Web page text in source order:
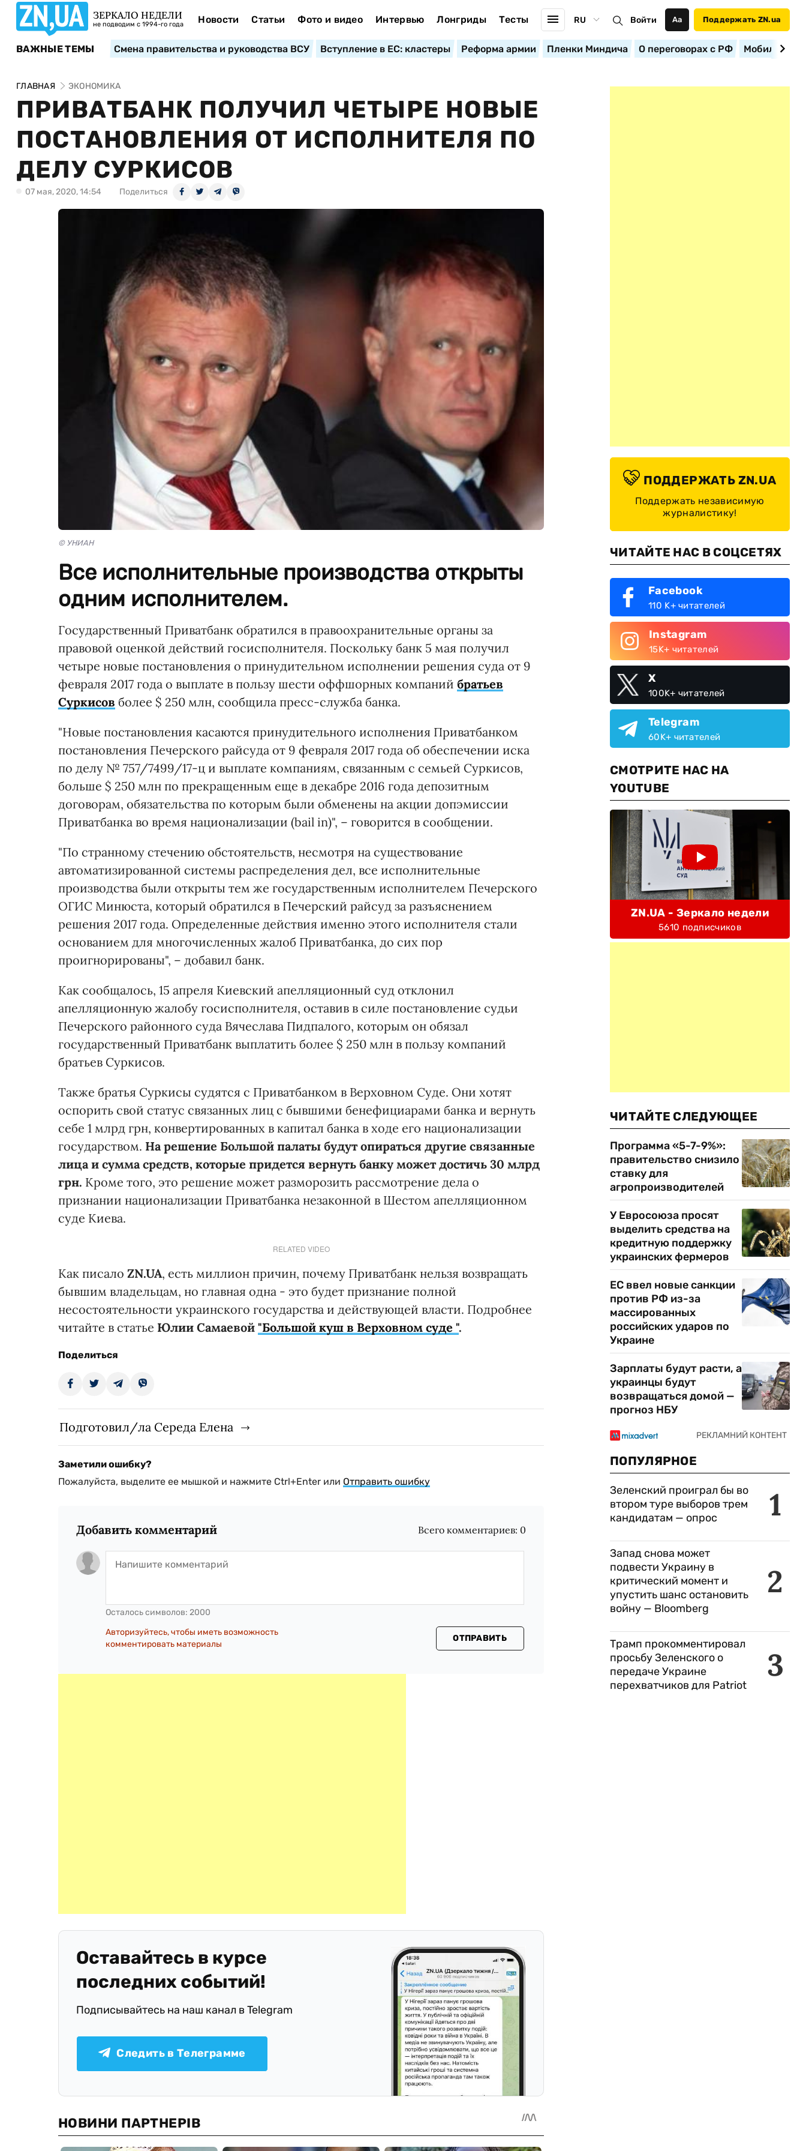
ЗЕРКАЛО НЕДЕЛИ
не подводим с 1994-го года Новости Статьи Фото и видео Интервью Лонгриды Тесты RU Войти Аа Поддержать ZN.ua
ВАЖНЫЕ ТЕМЫ Смена правительства и руководства ВСУ Вступление в ЕС: кластеры Реформа армии Пленки Миндича О переговорах с РФ
ГЛАВНАЯ ЭКОНОМИКА
ПРИВАТБАНК ПОЛУЧИЛ ЧЕТЫРЕ НОВЫЕ
ПОСТАНОВЛЕНИЯ ОТ ИСПОЛНИТЕЛЯ ПО
ДЕЛУ СУРКИСОВ
07 мая, 2020, 14:54 Поделиться
© УНИАН
Все исполнительные производства открыты
одним исполнителем.
Государственный Приватбанк обратился в правоохранительные органы за
правовой оценкой действий госисполнителя. Поскольку банк 5 мая получил
четыре новые постановления о принудительном исполнении решения суда от 9
февраля 2017 года о выплате в пользу шести оффшорных компаний братьев
Суркисов более $ 250 млн, сообщила пресс-служба банка.
"Новые постановления касаются принудительного исполнения Приватбанком
постановления Печерского райсуда от 9 февраля 2017 года об обеспечении иска
по делу № 757/7499/17-ц и выплате компаниям, связанным с семьей Суркисов,
больше $ 250 млн по прекращенным еще в декабре 2016 года депозитным
договорам, обязательства по которым были обменены на акции допэмиссии
Приватбанка во время национализации (bail in)", – говорится в сообщении.
"По странному стечению обстоятельств, несмотря на существование
автоматизированной системы распределения дел, все исполнительные
производства были открыты тем же государственным исполнителем Печерского
ОГИС Минюста, который обратился в Печерский райсуд за разъяснением
решения 2017 года. Определенные действия именно этого исполнителя стали
основанием для многочисленных жалоб Приватбанка, до сих пор
проигнорированы", – добавил банк.
Как сообщалось, 15 апреля Киевский апелляционный суд отклонил
апелляционную жалобу госисполнителя, оставив в силе постановление судьи
Печерского районного суда Вячеслава Пидпалого, которым он обязал
государственный Приватбанк выплатить более $ 250 млн в пользу компаний
братьев Суркисов.
Также братья Суркисы судятся с Приватбанком в Верховном Суде. Они хотят
оспорить свой статус связанных лиц с бывшими бенефициарами банка и вернуть
себе 1 млрд грн, конвертированных в капитал банка в ходе его национализации
государством. На решение Большой палаты будут опираться другие связанные
лица и сумма средств, которые придется вернуть банку может достичь 30 млрд
грн. Кроме того, это решение может разморозить рассмотрение дела о
признании национализации Приватбанка незаконной в Шестом апелляционном
суде Киева.
RELATED VIDEO
Как писало ZN.UA, есть миллион причин, почему Приватбанк нельзя возвращать
бывшим владельцам, но главная одна - это будет признание полной
несостоятельности украинского государства и действующей власти. Подробнее
читайте в статье Юлии Самаевой "Большой куш в Верховном суде ".
Поделиться
Подготовил/ла Середа Елена
Заметили ошибку?
Пожалуйста, выделите ее мышкой и нажмите Ctrl+Enter или Отправить ошибку
Добавить комментарий Всего комментариев: 0
Осталось символов: 2000
Авторизуйтесь, чтобы иметь возможность
комментировать материалы
ОТПРАВИТЬ
Оставайтесь в курсе
последних событий!
Подписывайтесь на наш канал в Telegram
Следить в Телеграмме
ПОДДЕРЖАТЬ ZN.UA
Поддержать независимую
журналистику!
ЧИТАЙТЕ НАС В СОЦСЕТЯХ
Facebook
110 K+ читателей
Instagram
15K+ читателей
X
100K+ читателей
Telegram
60K+ читателей
СМОТРИТЕ НАС НА
YOUTUBE
ZN.UA - Зеркало недели
5610 подписчиков
ЧИТАЙТЕ СЛЕДУЮЩЕЕ
Программа «5-7-9%»:
правительство снизило
ставку для
агропроизводителей
У Евросоюза просят
выделить средства на
кредитную поддержку
украинских фермеров
ЕС ввел новые санкции
против РФ из-за
массированных
российских ударов по
Украине
Зарплаты будут расти, а
украинцы будут
возвращаться домой —
прогноз НБУ
ПОПУЛЯРНОЕ
1
Зеленский проиграл бы во
втором туре выборов трем
кандидатам — опрос
2
Запад снова может
подвести Украину в
критический момент и
упустить шанс остановить
войну — Bloomberg
3
Трамп прокомментировал
просьбу Зеленского о
передаче Украине
перехватчиков для Patriot